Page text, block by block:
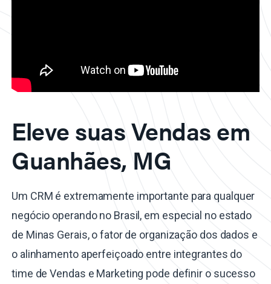
Eleve suas Vendas em
Guanhães, MG
Um CRM é extremamente importante para qualquer
negócio operando no Brasil, em especial no estado
de Minas Gerais, o fator de organização dos dados e
o alinhamento aperfeiçoado entre integrantes do
time de Vendas e Marketing pode definir o sucesso